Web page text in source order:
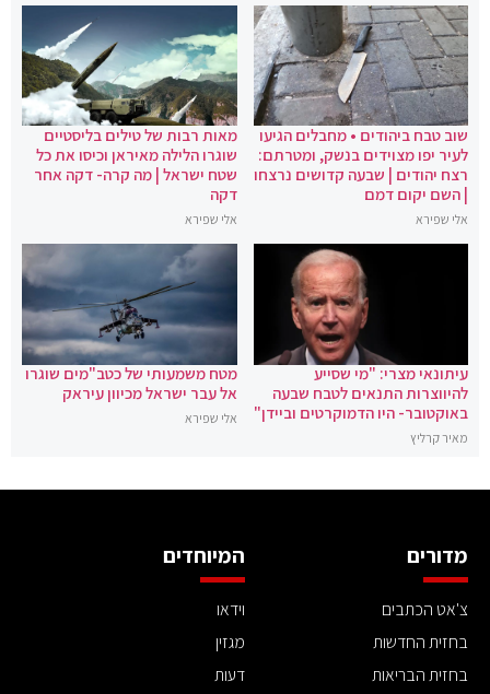
שוב טבח ביהודים • מחבלים הגיעו
לעיר יפו מצוידים בנשק, ומטרתם:
רצח יהודים | שבעה קדושים נרצחו
| השם יקום דמם
אלי שפירא
מאות רבות של טילים בליסטיים
שוגרו הלילה מאיראן וכיסו את כל
שטח ישראל | מה קרה- דקה אחר
דקה
אלי שפירא
עיתונאי מצרי: "מי שסייע
להיווצרות התנאים לטבח שבעה
באוקטובר- היו הדמוקרטים וביידן"
מאיר קרליץ
מטח משמעותי של כטב"מים שוגרו
אל עבר ישראל מכיוון עיראק
אלי שפירא
מדורים
צ'אט הכתבים
בחזית החדשות
בחזית הבריאות
המיוחדים
וידאו
מגזין
דעות